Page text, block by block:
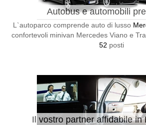
Autobus e automobili
L`autoparco comprende auto di lusso
confortevoli minivan Mercedes Viano e
52 posti
Il vostro partner affidabile in